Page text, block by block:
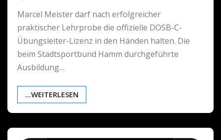
Marcel Meister darf nach erfolgreicher
praktischer Lehrprobe die offizielle DOSB-C-
Übungsleiter-Lizenz in den Händen halten. Die
beim Stadtsportbund Hamm durchgeführte
Ausbildung…
...WEITERLESEN